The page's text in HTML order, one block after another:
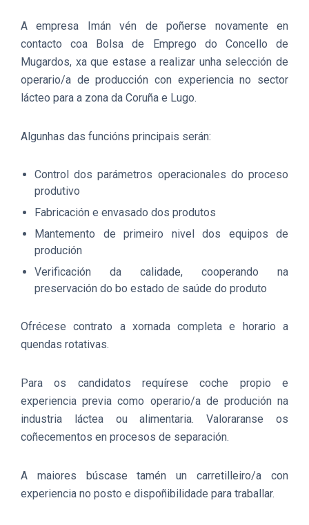
A empresa Imán vén de poñerse novamente en
contacto coa Bolsa de Emprego do Concello de
Mugardos, xa que estase a realizar unha selección de
operario/a de producción con experiencia no sector
lácteo para a zona da Coruña e Lugo.
Algunhas das funcións principais serán:
Control dos parámetros operacionales do proceso
produtivo
Fabricación e envasado dos produtos
Mantemento de primeiro nivel dos equipos de
produción
Verificación da calidade, cooperando na
preservación do bo estado de saúde do produto
Ofrécese contrato a xornada completa e horario a
quendas rotativas.
Para os candidatos requírese coche propio e
experiencia previa como operario/a de produción na
industria láctea ou alimentaria. Valoraranse os
coñecementos en procesos de separación.
A maiores búscase tamén un carretilleiro/a con
experiencia no posto e dispoñibilidade para traballar.